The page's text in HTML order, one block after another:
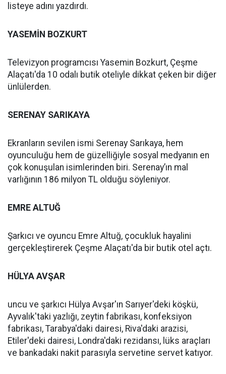
listeye adını yazdırdı.
YASEMİN BOZKURT
Televizyon programcısı Yasemin Bozkurt, Çeşme
Alaçatı'da 10 odalı butik oteliyle dikkat çeken bir diğer
ünlülerden.
SERENAY SARIKAYA
Ekranların sevilen ismi Serenay Sarıkaya, hem
oyunculuğu hem de güzelliğiyle sosyal medyanın en
çok konuşulan isimlerinden biri. Serenay’ın mal
varlığının 186 milyon TL olduğu söyleniyor.
EMRE ALTUĞ
Şarkıcı ve oyuncu Emre Altuğ, çocukluk hayalini
gerçekleştirerek Çeşme Alaçatı'da bir butik otel açtı.
HÜLYA AVŞAR
uncu ve şarkıcı Hülya Avşar'ın Sarıyer'deki köşkü,
Ayvalık'taki yazlığı, zeytin fabrikası, konfeksiyon
fabrikası, Tarabya'daki dairesi, Riva'daki arazisi,
Etiler'deki dairesi, Londra'daki rezidansı, lüks araçları
ve bankadaki nakit parasıyla servetine servet katıyor.